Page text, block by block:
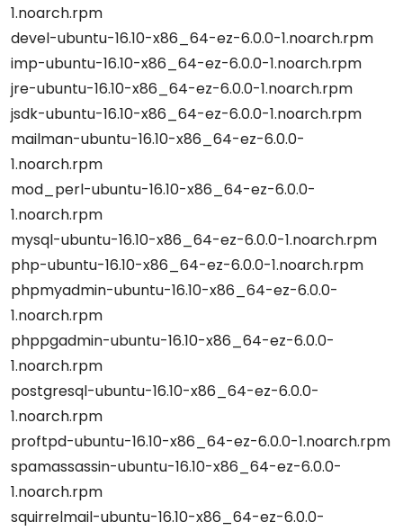
1.noarch.rpm
devel-ubuntu-16.10-x86_64-ez-6.0.0-1.noarch.rpm
imp-ubuntu-16.10-x86_64-ez-6.0.0-1.noarch.rpm
jre-ubuntu-16.10-x86_64-ez-6.0.0-1.noarch.rpm
jsdk-ubuntu-16.10-x86_64-ez-6.0.0-1.noarch.rpm
mailman-ubuntu-16.10-x86_64-ez-6.0.0-
1.noarch.rpm
mod_perl-ubuntu-16.10-x86_64-ez-6.0.0-
1.noarch.rpm
mysql-ubuntu-16.10-x86_64-ez-6.0.0-1.noarch.rpm
php-ubuntu-16.10-x86_64-ez-6.0.0-1.noarch.rpm
phpmyadmin-ubuntu-16.10-x86_64-ez-6.0.0-
1.noarch.rpm
phppgadmin-ubuntu-16.10-x86_64-ez-6.0.0-
1.noarch.rpm
postgresql-ubuntu-16.10-x86_64-ez-6.0.0-
1.noarch.rpm
proftpd-ubuntu-16.10-x86_64-ez-6.0.0-1.noarch.rpm
spamassassin-ubuntu-16.10-x86_64-ez-6.0.0-
1.noarch.rpm
squirrelmail-ubuntu-16.10-x86_64-ez-6.0.0-